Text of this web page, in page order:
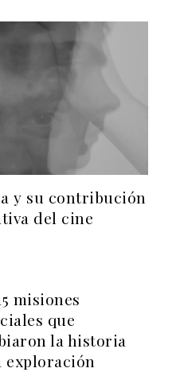
y su contribución
del cine
misiones
que
la historia
exploración